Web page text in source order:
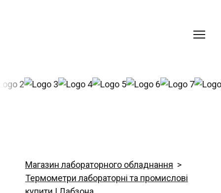
Магазин лабораторного обладнання
Термометри лабораторні та промислові